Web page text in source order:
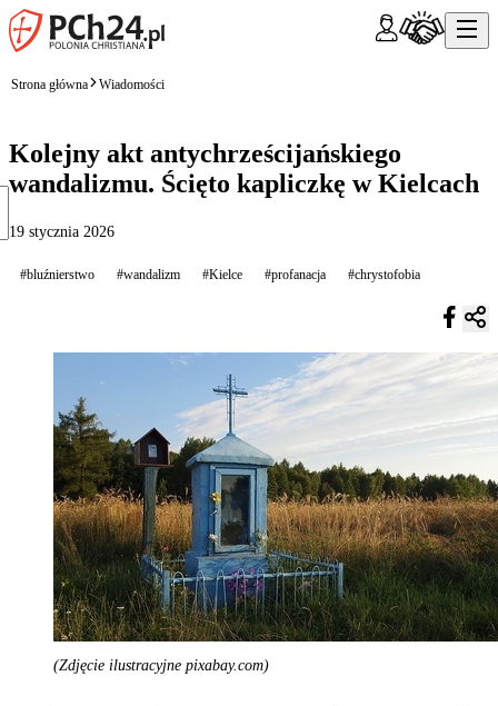
Strona główna Wiadomości
Kolejny akt antychrześcijańskiego
wandalizmu. Ścięto kapliczkę w Kielcach
19 stycznia 2026
#bluźnierstwo #wandalizm #Kielce #profanacja #chrystofobia
(Zdjęcie ilustracyjne pixabay.com)